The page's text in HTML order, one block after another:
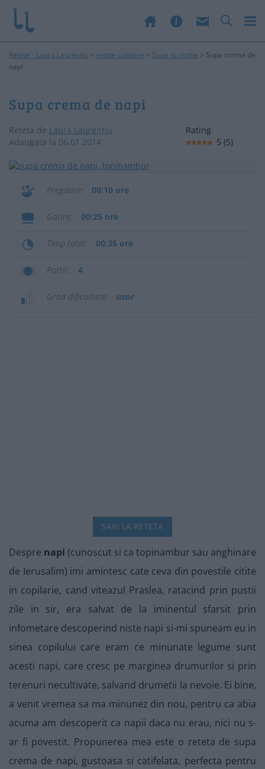
Rețete - Laura Laurențiu > retete culinare > Supe și ciorbe > Supa crema de
napi
Supa crema de napi
Reteta de Laura Laurențiu
Adaugata la 06.01.2014
Rating
5 (5)
Pregatire 00:10 ore
Gatire 00:25 ore
Timp total 00:35 ore
Portii 4
Grad dificultate usor
SARI LA RETETA
Despre napi (cunoscut si ca topinambur sau anghinare
de Ierusalim) imi amintesc cate ceva din povestile citite
in copilarie, cand viteazul Praslea, ratacind prin pustii
zile in sir, era salvat de la iminentul sfarsit prin
infometare descoperind niste napi si-mi spuneam eu in
sinea copilului care eram ce minunate legume sunt
acesti napi, care cresc pe marginea drumurilor si prin
terenuri necultivate, salvand drumetii la nevoie. Ei bine,
a venit vremea sa ma minunez din nou, pentru ca abia
acuma am descoperit ca napii daca nu erau, nici nu s-
ar fi povestit. Propunerea mea este o reteta de supa
crema de napi, gustoasa si catifelata, perfecta pentru